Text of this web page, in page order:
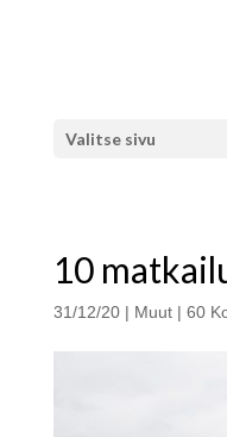
Valitse sivu
10
31/12/20| Muut| 60